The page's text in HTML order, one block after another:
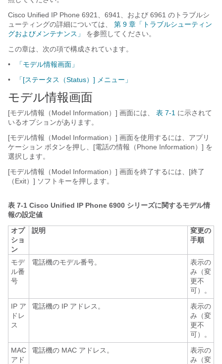
Cisco Unified IP Phone 6921、6941、および 6961 のトラブルシ
ューティングの詳細については、
第 9 章「トラブルシューティン
グおよびメンテナンス」
を参照してください。
この章は、次の項で構成されています。
•
「モデル情報画面」
•
「[ステータス（Status）] メニュー」
モデル情報画面
[モデル情報（Model Information）] 画面には、 表 7-1 に示されて
いるオプションがあります。
[モデル情報（Model Information）] 画面を使用するには、アプリ
ケーション ボタンを押し、[電話の情報（Phone Information）] を
選択します。
[モデル情報（Model Information）] 画面を終了するには、[終了
（Exit）] ソフトキーを押します。
表 7-1 Cisco Unified IP Phone 6900 シリーズに関するモデル情
報の設定値
オプ
ショ
ン
説明
変更の
手順
モデ
ル番
号
電話機のモデル番号。
表示の
み（変
更不
可）。
IP ア
ドレ
ス
電話機の IP アドレス。
表示の
み（変
更不
可）。
MAC
アド
電話機の MAC アドレス。
表示の
み（変